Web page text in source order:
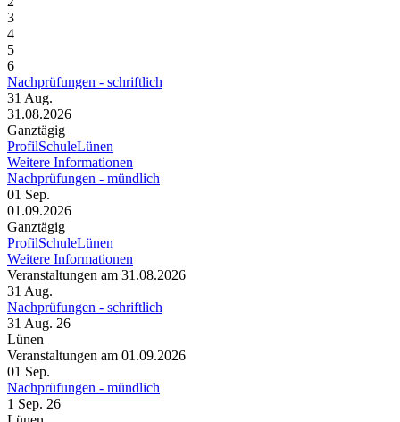
3
4
5
6
Nachprüfungen - schriftlich
31 Aug.
31.08.2026
Ganztägig
ProfilSchuleLünen
Weitere Informationen
Nachprüfungen - mündlich
01 Sep.
01.09.2026
Ganztägig
ProfilSchuleLünen
Weitere Informationen
Veranstaltungen am 31.08.2026
31 Aug.
Nachprüfungen - schriftlich
31 Aug. 26
Lünen
Veranstaltungen am 01.09.2026
01 Sep.
Nachprüfungen - mündlich
1 Sep. 26